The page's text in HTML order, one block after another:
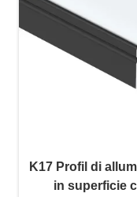
K17 Profil di
in superficie